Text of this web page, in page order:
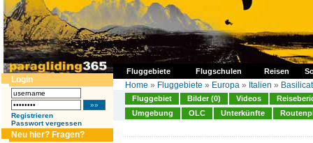
Fluggebiete Flugschulen Reisen
Login
Registrieren
Passwort vergessen
Neu hier? Fragen?
Home » Fluggebiete » Europa » Italien »
Fluggebiet Bilder (0) Videos
Umgebung
OLC Unterkünfte